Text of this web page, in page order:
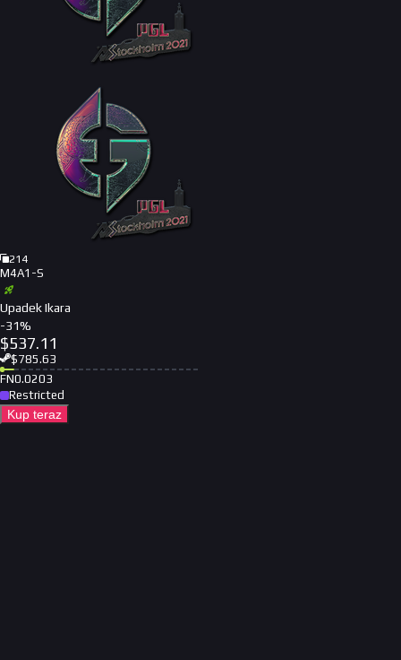
214
M4A1-S
Upadek Ikara
-31%
$537.11
$785.63
FN0.0203
Restricted
Kup teraz